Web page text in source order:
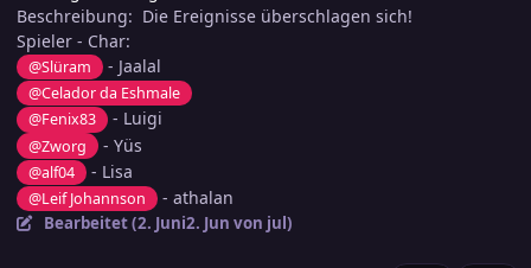
Beschreibung: Die Ereignisse überschlagen sich!
Spieler - Char:
@Slüram - Jaalal
@Celador da Eshmale
@Fenix83
- Luigi
@Zworg - Yüs
@alf04 - Lisa
@Leif Johannson - athalan
Bearbeitet (2. Juni2. Jun von jul)